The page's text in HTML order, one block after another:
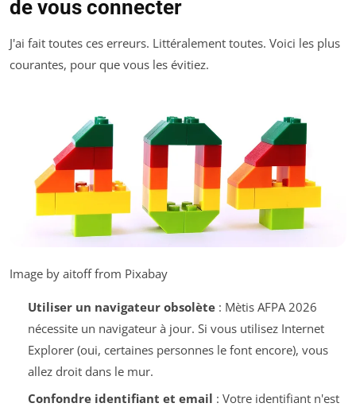
de vous connecter
J'ai fait toutes ces erreurs. Littéralement toutes. Voici les plus
courantes, pour que vous les évitiez.
Image by aitoff from Pixabay
Utiliser un navigateur obsolète: Mètis AFPA 2026
nécessite un navigateur à jour. Si vous utilisez Internet
Explorer (oui, certaines personnes le font encore), vous
allez droit dans le mur.
Confondre identifiant et email : Votre identifiant n'est